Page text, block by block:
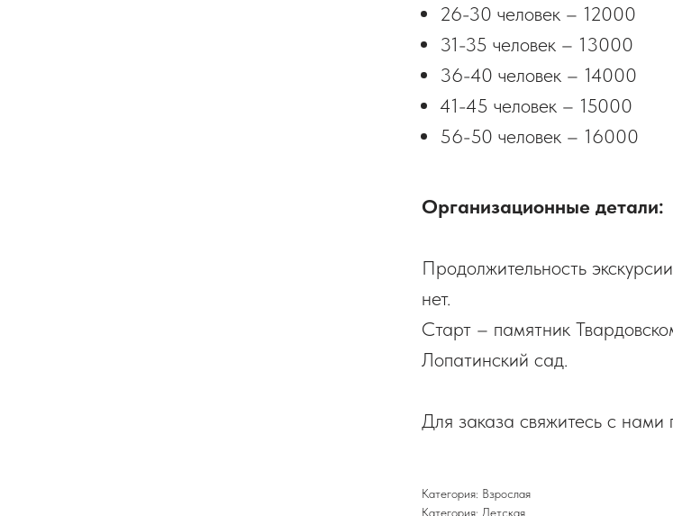
26-30 человек – 12000
31-35 человек – 13000
36-40 человек – 14000
41-45 человек – 15000
56-50 человек – 16000
Организационные детали:
Продолжительность
нет.
Старт – памятник
Лопатинский сад.
Для заказа свяжитесь с
Категория: Взрослая
Категория: Детская